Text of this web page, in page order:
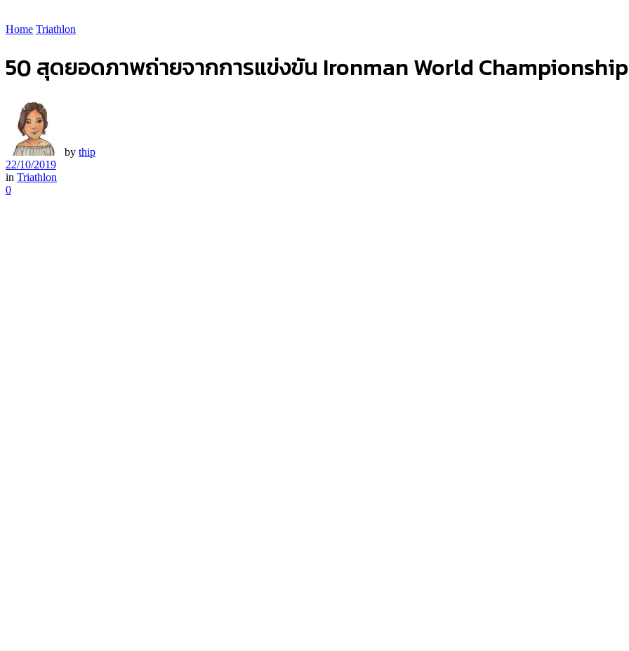
Home Triathlon
50 สุดยอดภาพถ่ายจากการแข่งขัน Ironman World
by thip
22/10/2019
in Triathlon
0